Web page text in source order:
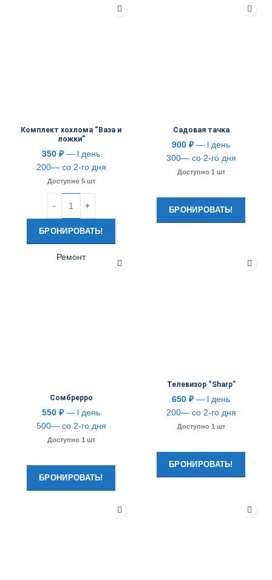
Комплект хохлома “Ваза и
ложки”
350 ₽— l день
200— со 2-го дня
Доступно 5 шт
БРОНИРОВАТЬ!
Садовая тачка
900 ₽— l день
300— со 2-го дня
Доступно 1 шт
БРОНИРОВАТЬ!
Ремонт
Сомбрерро
550 ₽— l день
500— со 2-го дня
Доступно 1 шт
БРОНИРОВАТЬ!
Телевизор “Sharp”
650 ₽— l день
200— со 2-го дня
Доступно 1 шт
БРОНИРОВАТЬ!